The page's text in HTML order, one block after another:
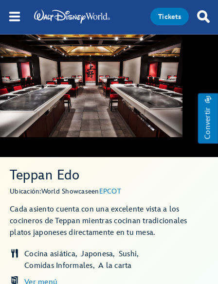
Tickets
Convertir
Teppan Edo
Ubicación:World ShowcaseenEPCOT
Cada asiento cuenta con una excelente vista a los
cocineros de Teppan mientras cocinan tradicionales
platos japoneses directamente en tu mesa.
Cocina asiática Japonesa
Sushi
Comidas Informales
A la carta